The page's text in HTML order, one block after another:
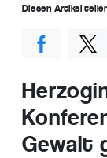
Gewalt
Diesen Artikel